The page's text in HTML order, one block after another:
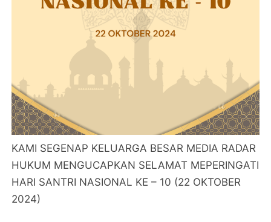
KAMI SEGENAP KELUARGA BESAR MEDIA RADAR
HUKUM MENGUCAPKAN SELAMAT MEPERINGATI
HARI SANTRI NASIONAL KE – 10 (22 OKTOBER
2024)